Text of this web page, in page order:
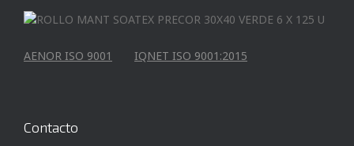
AENOR ISO 9001 IQNET ISO 9001:2015
Contacto